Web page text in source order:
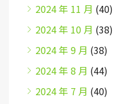
2024 年 11 月 (40)
2024 年 10 月 (38)
2024 年 9 月 (38)
2024 年 8 月 (44)
2024 年 7 月 (40)